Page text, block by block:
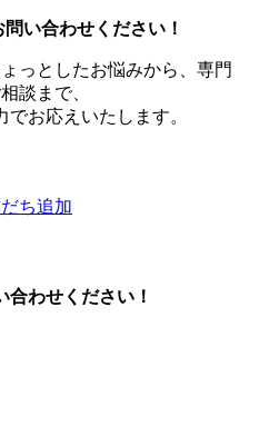
い合わせください！
っとしたお悩みから、専門
談まで、
でお応えいたします。
合わせください！